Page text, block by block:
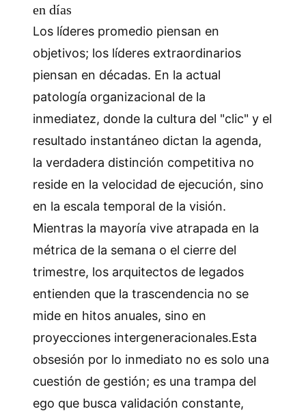
en días
Los líderes promedio piensan en
objetivos; los líderes extraordinarios
piensan en décadas. En la actual
patología organizacional de la
inmediatez, donde la cultura del "clic" y el
resultado instantáneo dictan la agenda,
la verdadera distinción competitiva no
reside en la velocidad de ejecución, sino
en la escala temporal de la visión.
Mientras la mayoría vive atrapada en la
métrica de la semana o el cierre del
trimestre, los arquitectos de legados
entienden que la trascendencia no se
mide en hitos anuales, sino en
proyecciones intergeneracionales.Esta
obsesión por lo inmediato no es solo una
cuestión de gestión; es una trampa del
ego que busca validación constante,